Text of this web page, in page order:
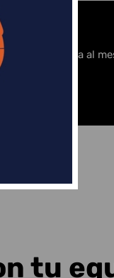
pequeña cuota al
tu